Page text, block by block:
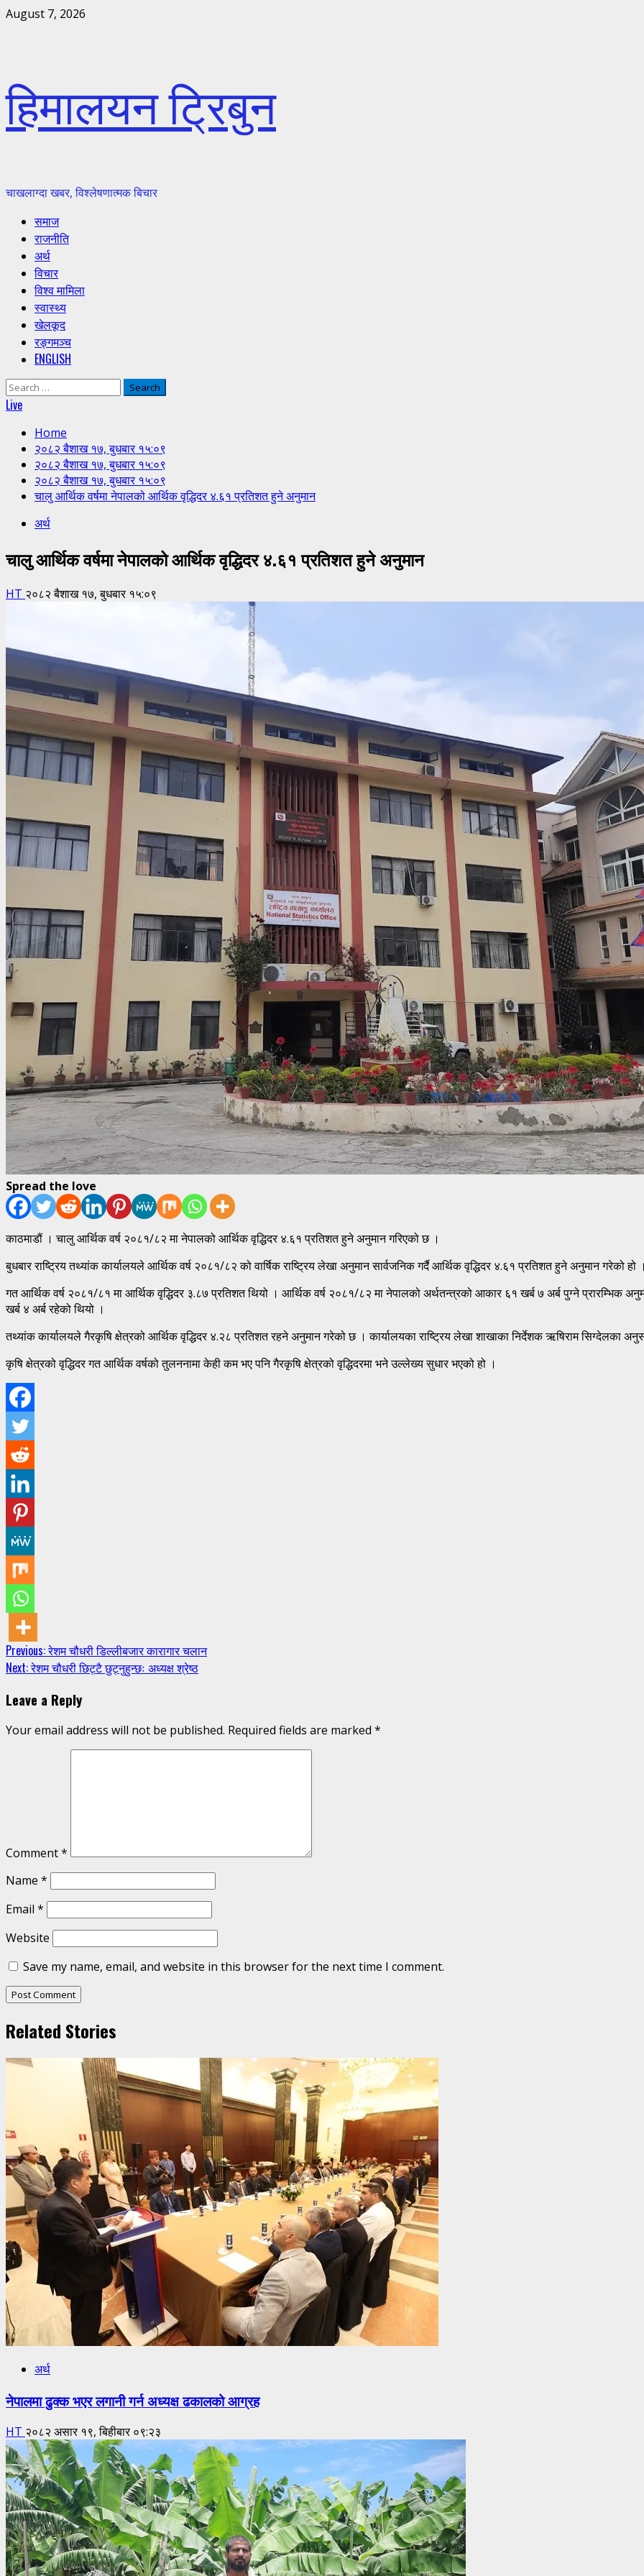
Skip
August 7, 2026
हिमालयन ट्रिबुन
चाखलाग्दा खबर, विश्लेषणात्मक बिचार
Primary
Menu
समाज
राजनीति
अर्थ
विचार
विश्व मामिला
स्वास्थ्य
खेलकूद
रङ्गमञ्च
ENGLISH
Search
for:
Live
Home
२०८२ बैशाख १७, बुधबार १५:०९
२०८२ बैशाख १७, बुधबार १५:०९
२०८२ बैशाख १७, बुधबार १५:०९
चालु आर्थिक वर्षमा नेपालको आर्थिक वृद्धिदर ४.६१ प्रतिशत हुने अनुमान
अर्थ
चालु आर्थिक वर्षमा नेपालको आर्थिक वृद्धिदर ४.६१ प्रतिशत हुने अनुमान
HT २०८२ बैशाख १७, बुधबार १५:०९
Spread the love
काठमाडौं । चालु आर्थिक वर्ष २०८१/८२ मा नेपालको आर्थिक वृद्धिदर ४.६१ प्रतिशत हुने अनुमान गरिएको छ ।
बुधबार राष्ट्रिय तथ्यांक कार्यालयले आर्थिक वर्ष २०८१/८२ को वार्षिक राष्ट्रिय लेखा अनुमान सार्वजनिक गर्दै आर्थिक वृद्धिदर ४.६१ प्रतिशत हुने अनुमान गरेको हो
गत आर्थिक वर्ष २०८१/८१ मा आर्थिक वृद्धिदर ३.८७ प्रतिशत थियो । आर्थिक वर्ष २०८१/८२ मा नेपालको अर्थतन्त्रको आकार ६१ खर्ब ७ अर्ब पुग्ने प्रारम्भिक
खर्ब ४ अर्ब रहेको थियो ।
तथ्यांक कार्यालयले गैरकृषि क्षेत्रको आर्थिक वृद्धिदर ४.२८ प्रतिशत रहने अनुमान गरेको छ । कार्यालयका राष्ट्रिय लेखा शाखाका निर्देशक ऋषिराम सिग्देलका
कृषि क्षेत्रको वृद्धिदर गत आर्थिक वर्षको तुलननामा केही कम भए पनि गैरकृषि क्षेत्रको वृद्धिदरमा भने उल्लेख्य सुधार भएको हो ।
Continue
Reading
Previous:रेशम चौधरी डिल्लीबजार कारागार चलान
Next:रेशम चौधरी छिट्टै छुट्नुहुन्छः अध्यक्ष श्रेष्ठ
Leave a Reply
Your email address will not be published. Required fields are marked *
Comment*
Name *
Email *
Website
Save my name, email, and website in this browser for the next time I comment.
Related Stories
अर्थ
नेपालमा ढुक्क भएर लगानी गर्न अध्यक्ष ढकालको आग्रह
HT २०८२ असार १९, बिहीबार ०९:२३